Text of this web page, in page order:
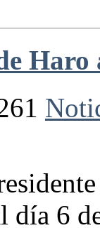
Haro
día 6